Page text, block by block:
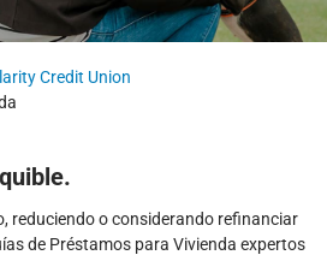
Credit Union
reduciendo o considerando refinanciar
de Préstamos para Vivienda expertos